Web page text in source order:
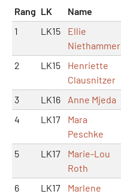
Rang LK Name
1
LK15
Ellie
Niethammer
2 LK15
Henriette
Clausnitzer
3 LK16 Anne Mjeda
4
LK17
Mara
Peschke
5 LK17
Marie-Lou
Roth
6 LK17
Marlene